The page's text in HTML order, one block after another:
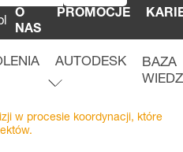
O
NAS
PROMOCJE
AUTODESK
A
u
t
o
d
e
s
k
r
o
z
w
i
ń
m
e
n
BAZA
w procesie koordynacji, które